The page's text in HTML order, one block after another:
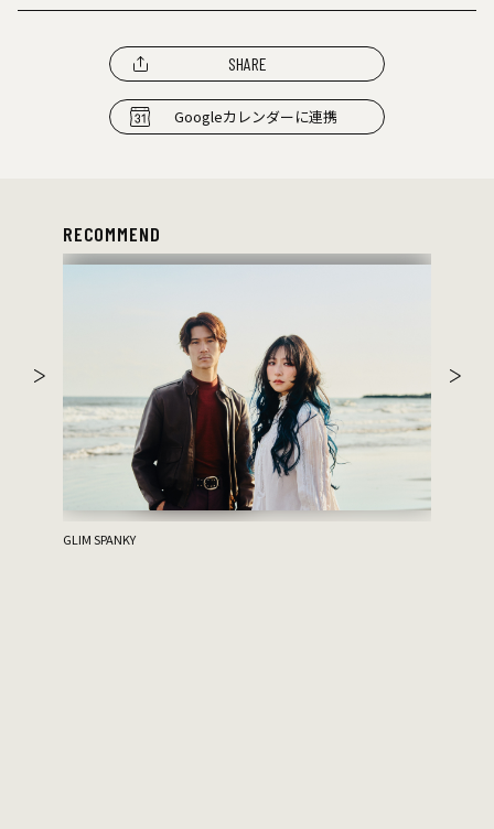
SHARE
Googleカレンダーに連携
RECOMMEND
GLIM SPANKY